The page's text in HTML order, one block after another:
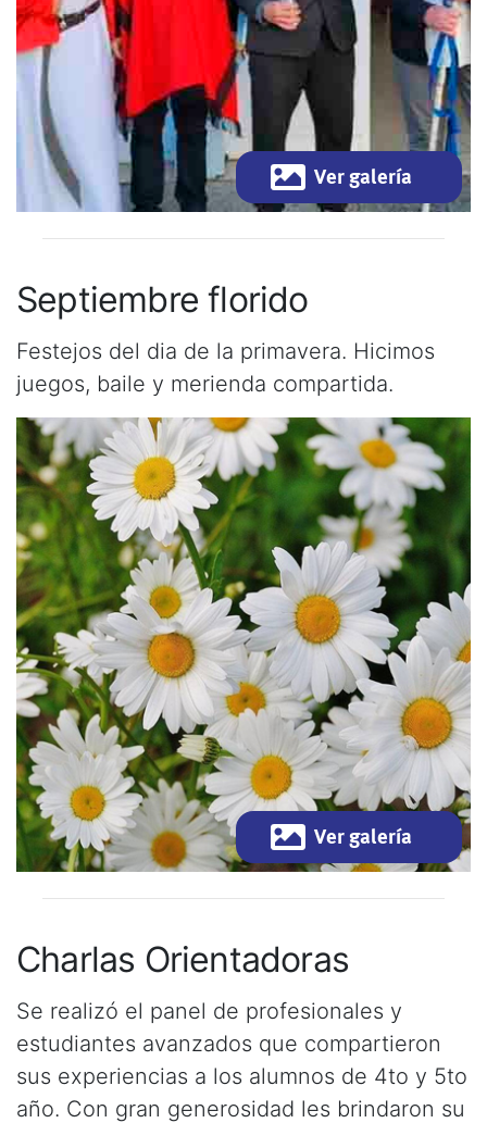
Ver galería
Septiembre florido
Festejos del dia de la primavera. Hicimos
juegos, baile y merienda compartida.
Ver galería
Charlas Orientadoras
Se realizó el panel de profesionales y
estudiantes avanzados que compartieron
sus experiencias a los alumnos de 4to y 5to
año. Con gran generosidad les brindaron su